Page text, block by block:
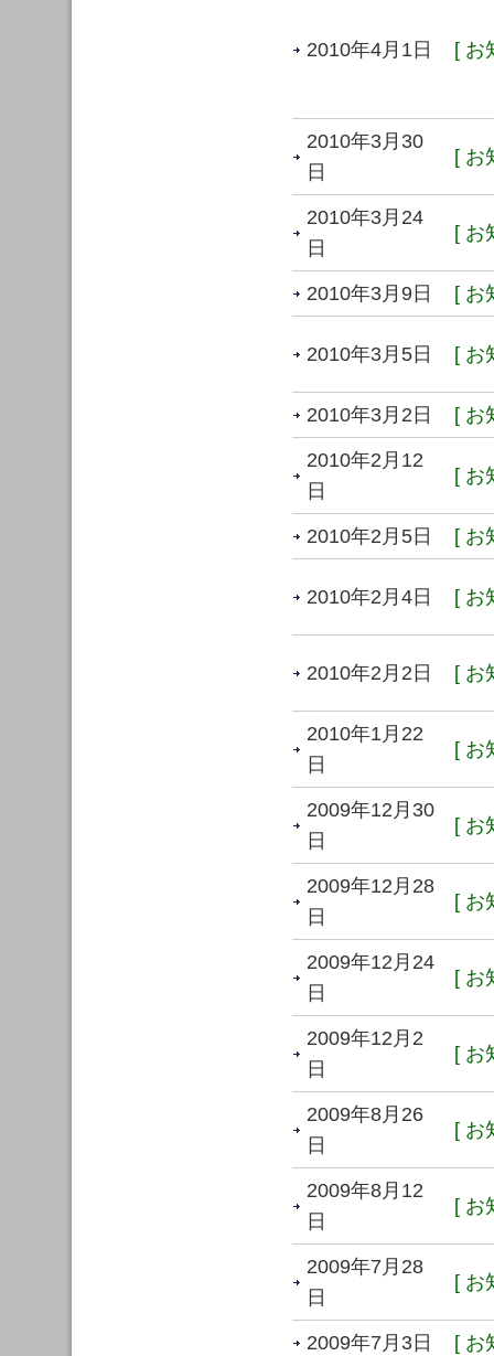
2010年4月1日 [ お
2010年3月30
日
[ お
2010年3月24
日
[ お
2010年3月9日 [ お
2010年3月5日 [ お
2010年3月2日 [ お
2010年2月12
日
[ お
2010年2月5日 [ お
2010年2月4日 [ お
2010年2月2日 [ お
2010年1月22
日
[ お
2009年12月30
日
[ お
2009年12月28
日
[ お
2009年12月24
日
[ お
2009年12月2
日
[ お
2009年8月26
日
[ お
2009年8月12
日
[ お
2009年7月28
日
[ お
2009年7月3日 [ お